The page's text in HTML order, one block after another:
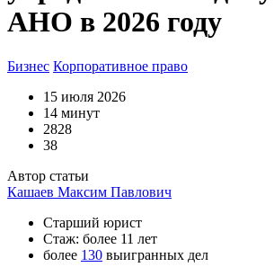
АНО в 2026 году
Бизнес Корпоративное право
15 июля 2026
14 минут
2828
38
Автор статьи
Кашаев Максим Павлович
Старший юрист
Стаж: более 11 лет
более 130 выигранных дел